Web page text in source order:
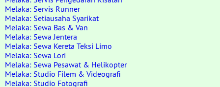
Melaka: Servis Runner
Melaka: Setiausaha Syarikat
Melaka: Sewa Bas & Van
Melaka: Sewa Jentera
Melaka: Sewa Kereta Teksi Limo
Melaka: Sewa Lori
Melaka: Sewa Pesawat & Helikopter
Melaka: Studio Filem & Videografi
Melaka: Studio Fotografi